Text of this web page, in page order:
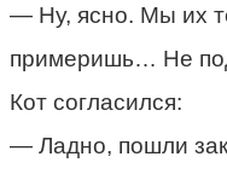
— Ну, ясно. Мы их
примеришь… Не
Кот согласился:
— Ладно, пошли